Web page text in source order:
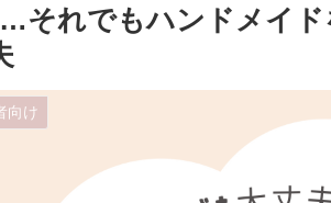
それでもハンドメイ
向け